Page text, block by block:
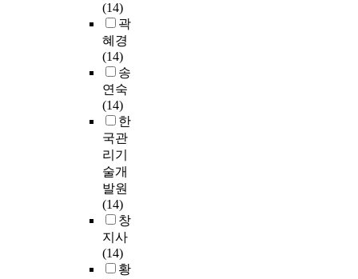
(14)
곽
혜경
(14)
송
연숙
(14)
한
국관
리기
술개
발원
(14)
창
지사
(14)
황